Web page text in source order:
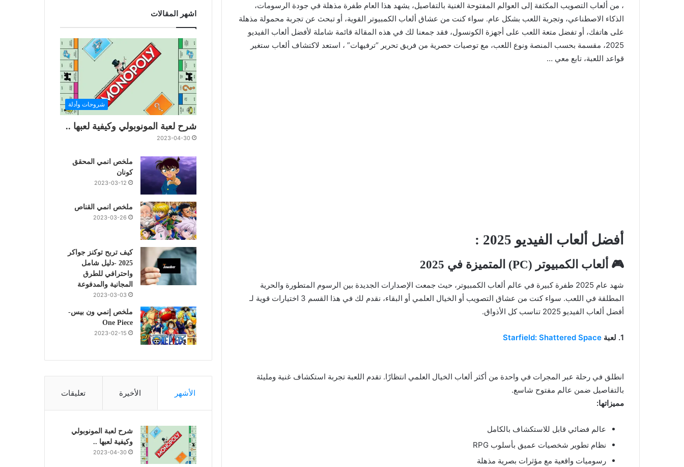
، من ألعاب التصويب المكثفة إلى العوالم المفتوحة الغنية بالتفاصيل، يشهد هذا العام طفرة مذهلة في جودة الرسومات،
الذكاء الاصطناعي، وتجربة اللعب بشكل عام. سواء كنت من عشاق ألعاب الكمبيوتر القوية، أو تبحث عن تجربة محمولة مذهلة
على هاتفك، أو تفضل متعة اللعب على أجهزة الكونسول، فقد جمعنا لك في هذه المقالة قائمة شاملة لأفضل ألعاب الفيديو
2025، مقسمة بحسب المنصة ونوع اللعب، مع توصيات حصرية من فريق تحرير “ترفيهات” ، استعد لاكتشاف ألعاب ستغير
قواعد اللعبة، تابع معي …
أفضل ألعاب الفيديو 2025 :
🎮 ألعاب الكمبيوتر (PC) المتميزة في 2025
شهد عام 2025 طفرة كبيرة في عالم ألعاب الكمبيوتر، حيث جمعت الإصدارات الجديدة بين الرسوم المتطورة والحرية
المطلقة في اللعب. سواء كنت من عشاق التصويب أو الخيال العلمي أو البقاء، نقدم لك في هذا القسم 3 اختيارات قوية لـ
أفضل ألعاب الفيديو 2025 تناسب كل الأذواق.
1. لعبة
انطلق في رحلة عبر المجرات في واحدة من أكثر ألعاب الخيال العلمي انتظارًا. تقدم اللعبة تجربة استكشاف غنية ومليئة
بالتفاصيل ضمن عالم مفتوح شاسع.
مميزاتها:
عالم فضائي قابل للاستكشاف بالكامل
نظام تطوير شخصيات عميق بأسلوب RPG
رسوميات واقعية مع مؤثرات بصرية مذهلة
اشهر المقالات
شروحات وأدلة
شرح لعبة المونوبولي وكيفية لعبها ..
2023-04-30
ملخص انمي المحقق
كونان
2023-03-12
ملخص انمي القناص
2023-03-26
كيف تربح توكنز جواكر
2025 -دليل شامل
واحترافي للطرق
المجانية والمدفوعة
2023-03-03
ملخص إنمي ون بيس-
One Piece
2023-02-15
الأشهر الأخيرة تعليقات
شرح لعبة المونوبولي
وكيفية لعبها ..
2023-04-30